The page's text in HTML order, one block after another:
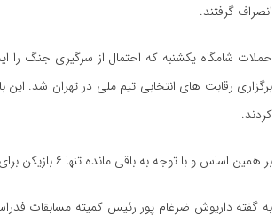
انصراف گرفتند.
حملات شامگاه یکشنبه که احتمال از سرگیری جنگ را
برگزاری رقابت های انتخابی تیم ملی در تهران شد. این
کردند.
بر همین اساس و با توجه به باقی مانده تنها ۶ بازیکن برای برگزاری انتخابی، این مسابقات لغو شد.
به گفته داریوش ضرغام پور رئیس کمیته مسابقات